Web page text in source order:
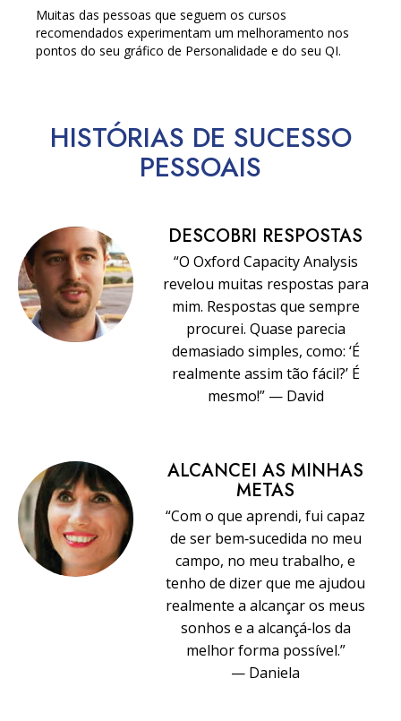
Muitas das pessoas que seguem os cursos
recomendados experimentam um melhoramento nos
pontos do seu gráfico de Personalidade e do seu QI.
HISTÓRIAS DE SUCESSO
PESSOAIS
DESCOBRI RESPOSTAS
“O Oxford Capacity Analysis
revelou muitas respostas para
mim. Respostas que sempre
procurei. Quase parecia
demasiado simples, como: ‘É
realmente assim tão fácil?’ É
mesmo!” — David
ALCANCEI AS MINHAS
METAS
“Com o que aprendi, fui capaz
de ser bem‑sucedida no meu
campo, no meu trabalho, e
tenho de dizer que me ajudou
realmente a alcançar os meus
sonhos e a alcançá‑los da
melhor forma possível.”
— Daniela